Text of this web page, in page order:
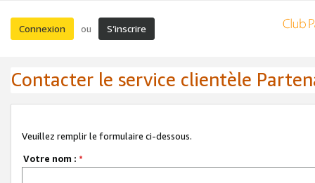
Connexion ou S’inscrire
Contacter le service clientèle
Veuillez remplir le formulaire ci-dessous.
Votre nom : *